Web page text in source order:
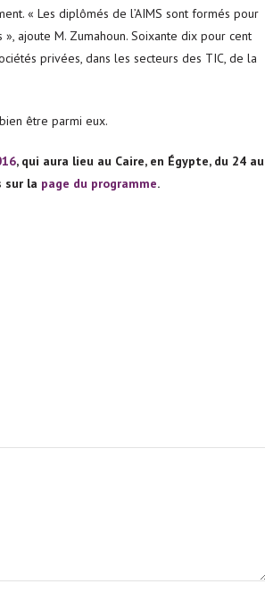
« Les diplômés de l’AIMS sont formés pour
ajoute M. Zumahoun. Soixante dix pour cent
privées, dans les secteurs des TIC, de la
être parmi eux.
, qui aura lieu au Caire, en Égypte, du 24 au
sur la page du programme.